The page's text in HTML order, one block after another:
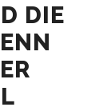
DIE
B